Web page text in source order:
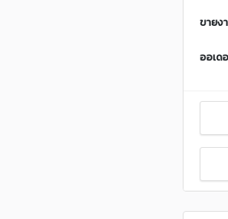
ขายง
ออเด